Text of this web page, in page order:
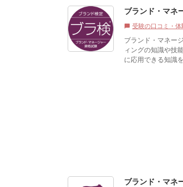
ブランド・マネ
chat_bubble 受験の口コミ・
ブランド・マネー
ィングの知識や技
に応用できる知識
ブランド・マネ